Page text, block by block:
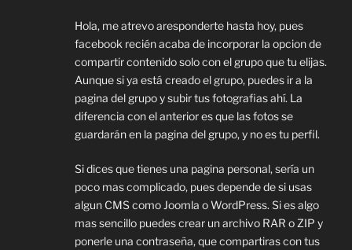
Hola, me atrevo aresponderte hasta hoy, pues
facebook recién acaba de incorporar la opcion de
compartir contenido solo con el grupo que tu elijas.
Aunque si ya está creado el grupo, puedes ir a la
pagina del grupo y subir tus fotografias ahí. La
diferencia con el anterior es que las fotos se
guardarán en la pagina del grupo, y no es tu perfil.
Si dices que tienes una pagina personal, sería un
poco mas complicado, pues depende de si usas
algun CMS como Joomla o WordPress. Si es algo
mas sencillo puedes crear un archivo RAR o ZIP y
ponerle una contraseña, que compartiras con tus